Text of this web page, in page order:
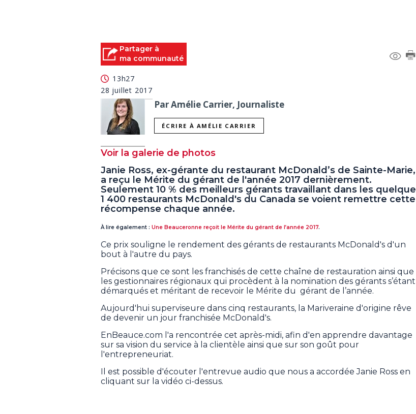
Partager à
ma communauté
13h27
28 juillet 2017
Par Amélie Carrier, Journaliste
ÉCRIRE À AMÉLIE CARRIER
Voir la galerie de photos
Janie Ross, ex-gérante du restaurant McDonald’s de Sainte-Marie,
a reçu le Mérite du gérant de l'année 2017 dernièrement.
Seulement 10 % des meilleurs gérants travaillant dans les quelque
1 400 restaurants McDonald's du Canada se voient remettre cette
récompense chaque année.
À lire également : Une Beauceronne reçoit le Mérite du gérant de l’année 2017.
Ce prix souligne le rendement des gérants de restaurants McDonald's d'un
bout à l'autre du pays.
Précisons que ce sont les franchisés de cette chaîne de restauration ainsi que
les gestionnaires régionaux qui procèdent à la nomination des gérants s’étant
démarqués et méritant de recevoir le Mérite du gérant de l’année.
Aujourd'hui superviseure dans cinq restaurants, la Mariveraine d'origine rêve
de devenir un jour franchisée McDonald's.
EnBeauce.com l'a rencontrée cet après-midi, afin d'en apprendre davantage
sur sa vision du service à la clientèle ainsi que sur son goût pour
l'entrepreneuriat.
Il est possible d'écouter l'entrevue audio que nous a accordée Janie Ross en
cliquant sur la vidéo ci-dessus.